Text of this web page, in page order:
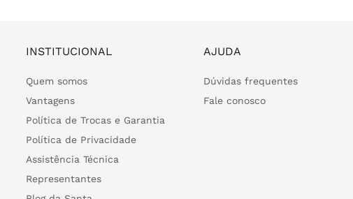
INSTITUCIONAL
Quem somos
Vantagens
Política de Trocas e Garantia
Política de Privacidade
Assistência Técnica
Representantes
AJUDA
Dúvidas frequentes
Fale conosco